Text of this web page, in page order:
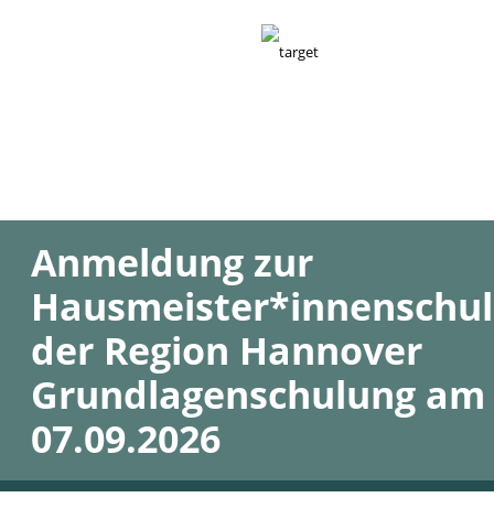
Anmeldung zur
der Region Hannover
Grundlagenschulung am
07.09.2026